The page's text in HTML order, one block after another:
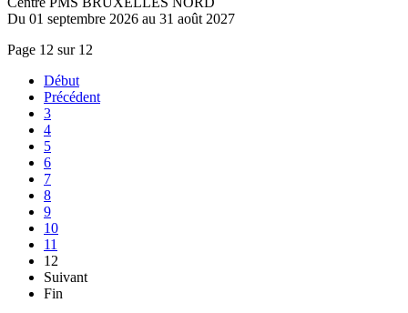
Du 01 septembre 2026 au 31 août 2027
Page 12 sur 12
Début
Précédent
3
4
5
6
7
8
9
10
11
12
Suivant
Fin